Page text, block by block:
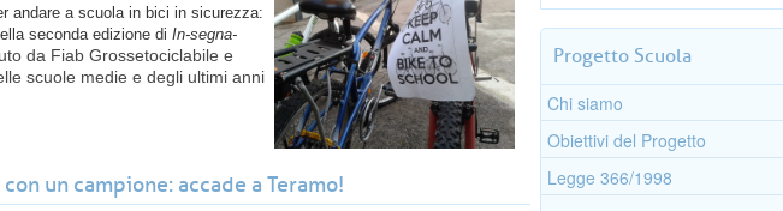
andare a scuola in bici in sicurezza:
seconda edizione di In-segna-
da Fiab Grossetociclabile e
scuole medie e degli ultimi anni
un campione: accade a Teramo!
Progetto Scuola
Chi siamo
Obiettivi del Progetto
Legge 366/1998